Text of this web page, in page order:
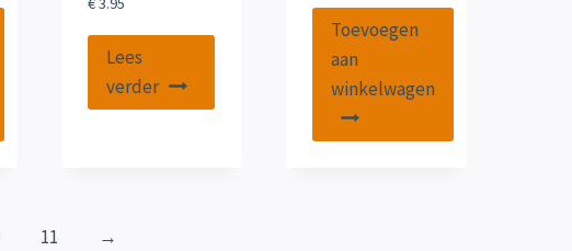
Lees
verder
Toevoegen
aan
winkelwagen
11 →